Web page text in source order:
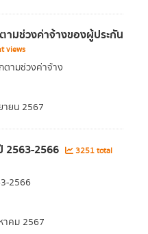
มช่วงค่าจ้างของผู้ประกัน
views
ตามช่วงค่าจ้าง
ยน 2567
2563-2566
3251 total
2566
คม 2567